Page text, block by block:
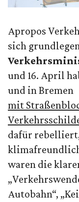
Apropos
sich
und 16. April
und in Bremen
mit
dafür
waren die
Autobahn“,